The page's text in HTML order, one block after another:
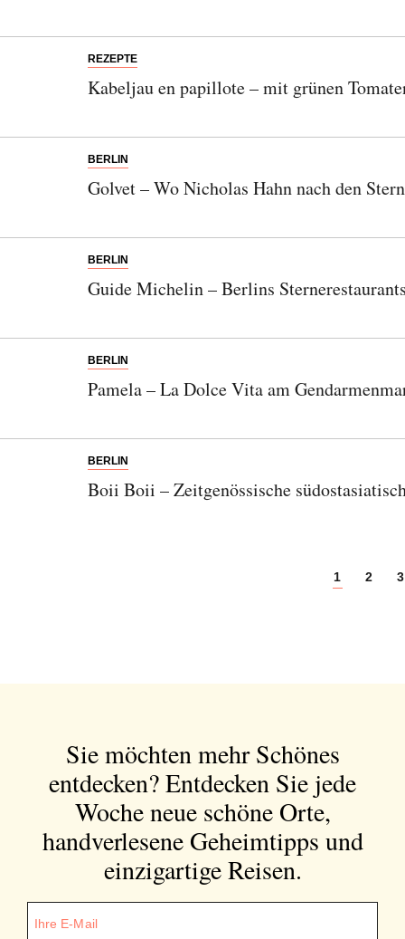
REZEPTE
Kabeljau en papillote – mit grünen
BERLIN
Golvet – Wo Nicholas Hahn nach den
BERLIN
Guide Michelin – Berlins
BERLIN
Pamela – La Dolce Vita am
BERLIN
Boii Boii – Zeitgenössische
1 2 3
Sie möchten mehr Schönes
entdecken?Entdecken Sie jede
Woche neue schöne Orte,
handverlesene Geheimtipps und
einzigartige Reisen.